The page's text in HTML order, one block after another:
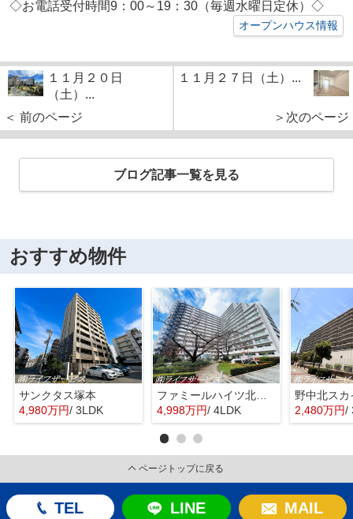
◇お電話受付時間9：00～19：30（毎週水曜日定休）◇
オープンハウス情報
１１月２０日
（土）...
＜ 前のページ
１１月２７日（土）...
＞次のページ
ブログ記事一覧を見る
おすすめ物件
サンクタス塚本
4,980万円/ 3LDK
ファミールハイツ北大阪４号棟
4,998万円/ 4LDK
野中北スカ
2,480万円/
ページトップに戻る
TEL LINE MAIL